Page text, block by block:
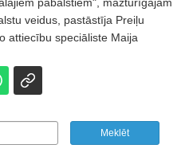
veidus, pastāstīja Preiļu
attiecību speciāliste Maija